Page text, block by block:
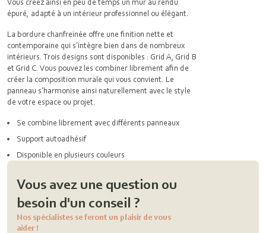
épuré, adapté à un intérieur professionnel ou élégant.
La bordure chanfreinée offre une finition nette et
contemporaine qui s’intègre bien dans de nombreux
intérieurs. Trois designs sont disponibles : Grid A, Grid B
et Grid C. Vous pouvez les combiner librement afin de
créer la composition murale qui vous convient. Le
panneau s’harmonise ainsi naturellement avec le style
de votre espace ou projet.
Se combine librement avec différents panneaux
Support autoadhésif
Disponible en plusieurs couleurs
Vous avez une question ou
besoin d'un conseil ?
Nos spécialistes se feront un plaisir de vous
aider !